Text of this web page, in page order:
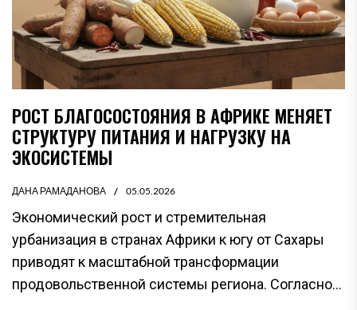
РОСТ БЛАГОСОСТОЯНИЯ В АФРИКЕ МЕНЯЕТ
СТРУКТУРУ ПИТАНИЯ И НАГРУЗКУ НА
ЭКОСИСТЕМЫ
ДАНА РАМАДАНОВА 05.05.2026
Экономический рост и стремительная
урбанизация в странах Африки к югу от Сахары
приводят к масштабной трансформации
продовольственной системы региона. Согласно...